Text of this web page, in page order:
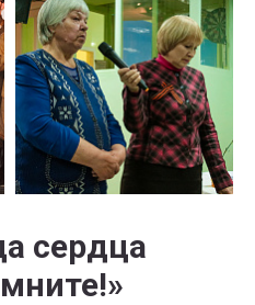
сердца